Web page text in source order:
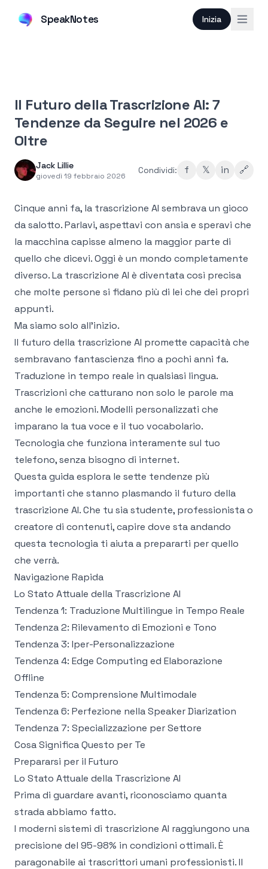
SpeakNotes Inizia
Il Futuro della Trascrizione AI: 7
Tendenze da Seguire nel 2026 e
Oltre
Jack Lillie
giovedì 19 febbraio 2026
Condividi: f 𝕏 in 🔗
Cinque anni fa, la trascrizione AI sembrava un gioco
da salotto. Parlavi, aspettavi con ansia e speravi che
la macchina capisse almeno la maggior parte di
quello che dicevi. Oggi è un mondo completamente
diverso. La trascrizione AI è diventata così precisa
che molte persone si fidano più di lei che dei propri
appunti.
Ma siamo solo all'inizio.
Il futuro della trascrizione AI promette capacità che
sembravano fantascienza fino a pochi anni fa.
Traduzione in tempo reale in qualsiasi lingua.
Trascrizioni che catturano non solo le parole ma
anche le emozioni. Modelli personalizzati che
imparano la tua voce e il tuo vocabolario.
Tecnologia che funziona interamente sul tuo
telefono, senza bisogno di internet.
Questa guida esplora le sette tendenze più
importanti che stanno plasmando il futuro della
trascrizione AI. Che tu sia studente, professionista o
creatore di contenuti, capire dove sta andando
questa tecnologia ti aiuta a prepararti per quello
che verrà.
Navigazione Rapida
Lo Stato Attuale della Trascrizione AI
Tendenza 1: Traduzione Multilingue in Tempo Reale
Tendenza 2: Rilevamento di Emozioni e Tono
Tendenza 3: Iper-Personalizzazione
Tendenza 4: Edge Computing ed Elaborazione
Offline
Tendenza 5: Comprensione Multimodale
Tendenza 6: Perfezione nella Speaker Diarization
Tendenza 7: Specializzazione per Settore
Cosa Significa Questo per Te
Prepararsi per il Futuro
Lo Stato Attuale della Trascrizione AI
Prima di guardare avanti, riconosciamo quanta
strada abbiamo fatto.
I moderni sistemi di trascrizione AI raggiungono una
precisione del 95-98% in condizioni ottimali. È
paragonabile ai trascrittori umani professionisti. Il